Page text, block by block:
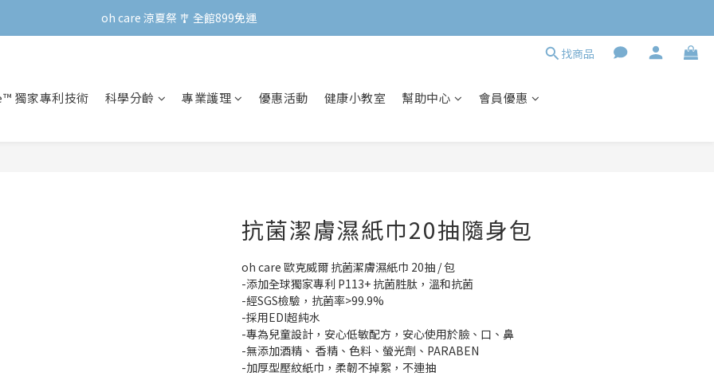
oh care 涼夏祭 🎐 全館899免運
oh care 涼夏祭 🎐 全館899免運
oh care 涼夏祭 🎐 全館899免運
找商品
獨家專利技術 科學分齡 專業護理 優惠活動 健康小教室 幫助中心 會員優惠
抗菌潔膚濕紙巾20抽隨身包
oh care 歐克威爾 抗菌潔膚濕紙巾 20抽 / 包
-添加全球獨家專利 P113+ 抗菌胜肽，溫和抗菌
-經SGS檢驗，抗菌率>99.9%
-採用EDI超純水
-專為兒童設計，安心低敏配方，安心使用於臉、口、鼻
-無添加酒精、 香精、色料、螢光劑、PARABEN
-加厚型壓紋紙巾，柔韌不掉絮，不連抽